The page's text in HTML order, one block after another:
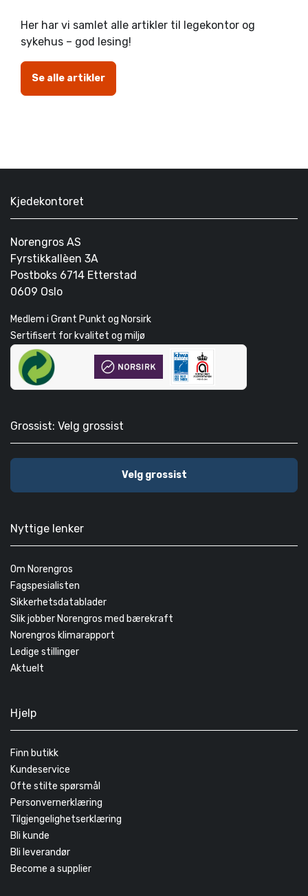
Her har vi samlet alle artikler til legekontor og
sykehus – god lesing!
Se alle artikler
Kjedekontoret
Norengros AS
Fyrstikkallèen 3A
Postboks 6714 Etterstad
0609 Oslo
Medlem i Grønt Punkt og Norsirk
Sertifisert for kvalitet og miljø
Grossist: Velg grossist
Velg grossist
Nyttige lenker
Om Norengros
Fagspesialisten
Sikkerhetsdatablader
Slik jobber Norengros med bærekraft
Norengros klimarapport
Ledige stillinger
Aktuelt
Hjelp
Finn butikk
Kundeservice
Ofte stilte spørsmål
Personvernerklæring
Tilgjengelighetserklæring
Bli kunde
Bli leverandør
Become a supplier